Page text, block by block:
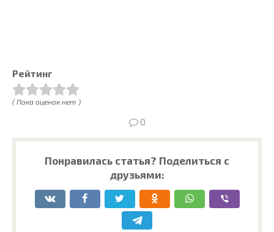
Рейтинг
( Пока оценок нет )
0
Понравилась статья? Поделиться с
друзьями: